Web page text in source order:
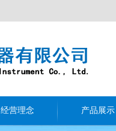
经营理念 产品展示